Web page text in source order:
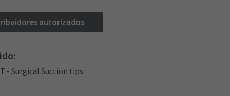
autorizados
- Surgical Suction tips